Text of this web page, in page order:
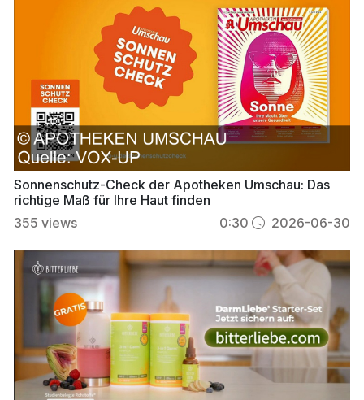
Sonnenschutz-Check der Apotheken Umschau: Das
richtige Maß für Ihre Haut finden
355 views 0:30 2026-06-30